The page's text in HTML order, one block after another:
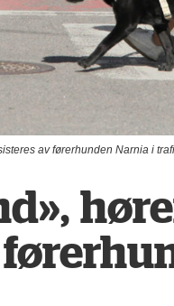
av førerhunden Narnia i